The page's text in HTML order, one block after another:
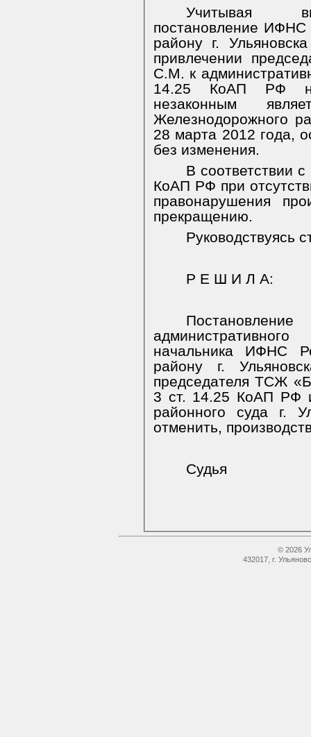
Учитывая
постановление
району г.
привлечении
С.М. к
14.25 КоАП РФ
незаконным
Железнодорожного
28 марта 2012 года,
без изменения.
В соответствии
КоАП РФ при
правонарушения
прекращению.
Руководствуясь
Р Е Ш И Л А:
начальника ИФНС
району г.
председателя ТСЖ
3 ст. 14.25 КоАП РФ
районного суда г.
отменить,
Судья
© 2026
432017, г.